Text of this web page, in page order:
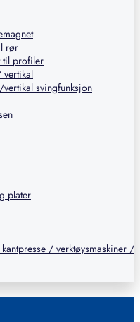
rør
til profiler
vertikal
svingfunksjon
plater
/ verktøysmaskiner /